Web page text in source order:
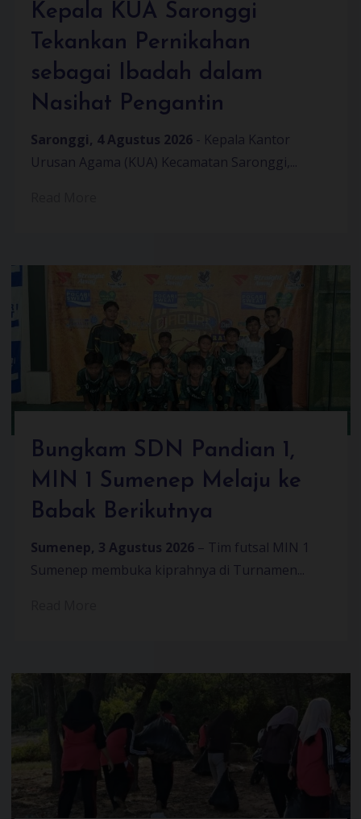
Kepala KUA Saronggi
Tekankan Pernikahan
sebagai Ibadah dalam
Nasihat Pengantin
Saronggi, 4 Agustus 2026 - Kepala Kantor
Urusan Agama (KUA) Kecamatan Saronggi,...
Bungkam SDN Pandian 1,
MIN 1 Sumenep Melaju ke
Babak Berikutnya
Sumenep, 3 Agustus 2026 – Tim futsal MIN 1
Sumenep membuka kiprahnya di Turnamen...